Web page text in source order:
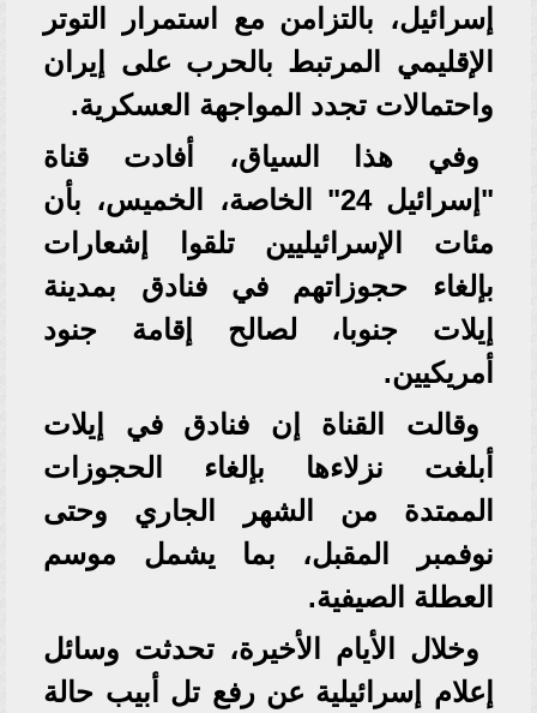
إسرائيل، بالتزامن مع استمرار التوتر
الإقليمي المرتبط بالحرب على إيران
واحتمالات تجدد المواجهة العسكرية.
وفي هذا السياق، أفادت قناة
"إسرائيل 24" الخاصة، الخميس، بأن
مئات الإسرائيليين تلقوا إشعارات
بإلغاء حجوزاتهم في فنادق بمدينة
إيلات جنوبا، لصالح إقامة جنود
أمريكيين.
وقالت القناة إن فنادق في إيلات
أبلغت نزلاءها بإلغاء الحجوزات
الممتدة من الشهر الجاري وحتى
نوفمبر المقبل، بما يشمل موسم
العطلة الصيفية.
وخلال الأيام الأخيرة، تحدثت وسائل
إعلام إسرائيلية عن رفع تل أبيب حالة